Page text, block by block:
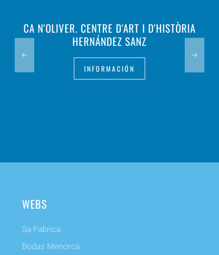
CA N'OLIVER. CENTRE D'ART I D'HISTÒRIA
HERNÁNDEZ SANZ
INFORMACIÓN
WEBS
Sa Fabrica
Bodas Menorca